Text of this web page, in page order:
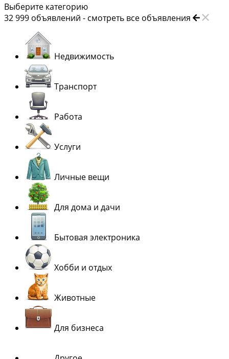
Выберите категорию
32 999 объявлений - смотреть все объявления
Недвижимость
Транспорт
Работа
Услуги
Личные вещи
Для дома и дачи
Бытовая электроника
Хобби и отдых
Животные
Для бизнеса